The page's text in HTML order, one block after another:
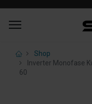
Shop
Inverter Monofase
60